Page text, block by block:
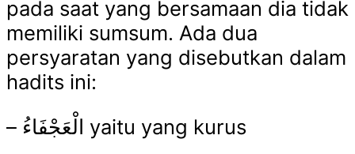
pada saat yang bersamaan dia tidak
memiliki sumsum. Ada dua
persyaratan yang disebutkan dalam
hadits ini:
– الْعَجْفَاءُ yaitu yang kurus